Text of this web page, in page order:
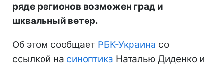
ряде регионов возможен град и
шквальный ветер.
Об этом сообщает РБК-Украина со
ссылкой на синоптика Наталью Диденко и